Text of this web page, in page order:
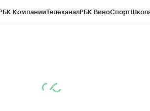
КомпанииТелеканалРБК ВиноСпорт